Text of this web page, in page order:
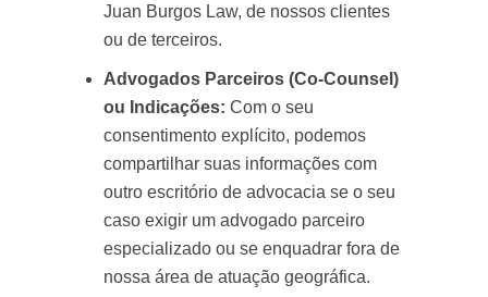
Juan Burgos Law, de nossos clientes
ou de terceiros.
Advogados Parceiros (Co-Counsel)
ou Indicações: Com o seu
consentimento explícito, podemos
compartilhar suas informações com
outro escritório de advocacia se o seu
caso exigir um advogado parceiro
especializado ou se enquadrar fora de
nossa área de atuação geográfica.